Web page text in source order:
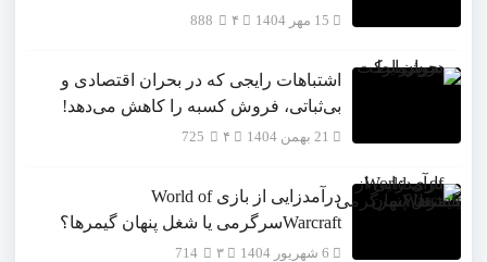
15 مهر 1404 888
اشتباهات رایجی که در بحران اقتصادی و
بی‌ثباتی، فروش کسبه را کاهش می‌دهد!
21 بهمن 1404 725
درآمدزایی از بازی World of
Warcraftسرگرمی یا شغل پنهان گیمرها؟
6 شهریور 1404 714